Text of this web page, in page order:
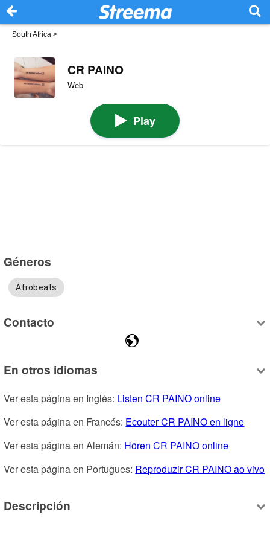
South Africa >
CR PAINO
Web
Play
Géneros
Afrobeats
Contacto
En otros idiomas
Ver esta página en Inglés: Listen CR PAINO online
Ver esta página en Francés: Ecouter CR PAINO en ligne
Ver esta página en Alemán: Hören CR PAINO online
Ver esta página en Portugues: Reproduzir CR PAINO ao vivo
Descripción